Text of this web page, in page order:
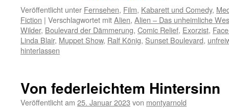
Veröffentlicht unter Fernsehen, Film, Kabarett und Comedy,
Fiction | Verschlagwortet mitAlien, Alien – Das unheimliche
Wilder, Boulevard der Dämmerung, Comic Relief, Exorzist,
Linda Blair, Muppet Show, Ralf König, Sunset Boulevard,
hinterlassen
Von federleichtem Hintersinn
Veröffentlicht am 25. Januar 2023 von montyarnold